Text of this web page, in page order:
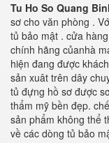
Tu Ho So Quang
sơ cho văn phòng .
tủ bảo mật . cửa hàng
chính hãng củanhà
hiện đang được
sản xuât trên dây
tủ đựng hồ sơ được
thẩm mỹ bền đẹp.
sản phẩm không thể
về các dòng tủ bảo